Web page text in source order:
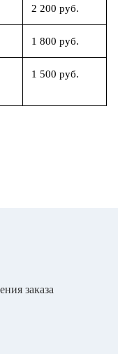
2 200 руб.
1 800 руб.
1 500 руб.
заказа